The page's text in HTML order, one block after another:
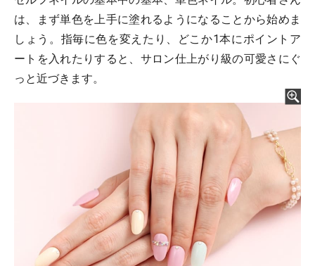
は、まず単色を上手に塗れるようになることから始めま
しょう。指毎に色を変えたり、どこか1本にポイントア
ートを入れたりすると、サロン仕上がり級の可愛さにぐ
っと近づきます。